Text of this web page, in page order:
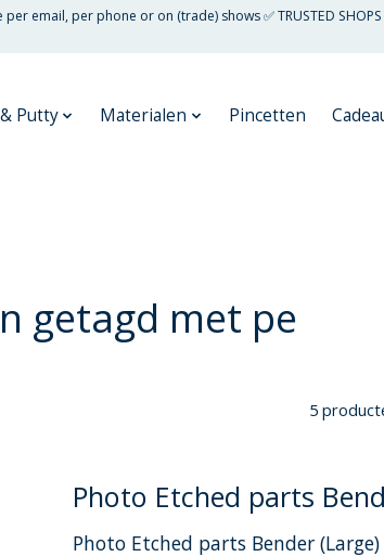
per phone or on (trade) shows ✅ TRUSTED SHOPS -
Putty Materialen Pincetten
getagd met pe
5
Photo Etched parts
Photo Etched parts Bender